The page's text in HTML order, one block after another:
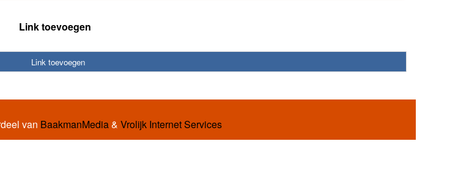
Link toevoegen
Link toevoegen
van BaakmanMedia& Vrolijk Internet Services